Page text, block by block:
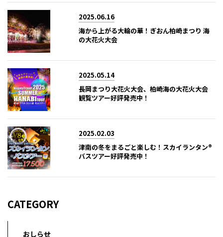
2025.06.16
海から上がる大輪の華！ぎおん柏崎まつり 海
の大花火大会
2025.05.14
長岡まつり大花火大会、柏崎海の大花火大会
観覧ツアー好評発売中！
2025.02.03
津南の冬をまるごと楽しむ！スカイランタン®
バスツアー好評発売中！
CATEGORY
おしらせ